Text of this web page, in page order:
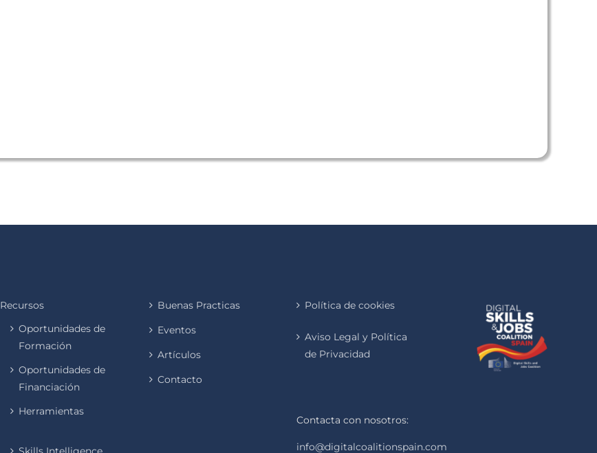
Recursos
Oportunidades de
Formación
Oportunidades de
Financiación
Herramientas
Buenas Practicas
Eventos
Artículos
Contacto
Política de cookies
Aviso Legal y Política
de Privacidad
Contacta con nosotros:
info@digitalcoalitionspain.com